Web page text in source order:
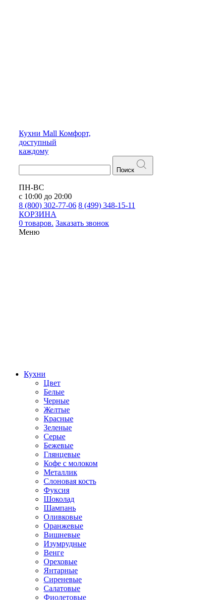
Кухни Mall Комфорт,
доступный
каждому
Поиск
ПН-ВС
с 10:00 до 20:00
8 (800) 302-77-06 8 (499) 348-15-11
КОРЗИНА
0 товаров. Заказать звонок
Меню
Кухни
Цвет
Белые
Черные
Желтые
Красные
Зеленые
Серые
Бежевые
Глянцевые
Кофе с молоком
Металлик
Слоновая кость
Фуксия
Шоколад
Шампань
Оливковые
Оранжевые
Вишневые
Изумрудные
Венге
Ореховые
Янтарные
Сиреневые
Салатовые
Фиолетовые